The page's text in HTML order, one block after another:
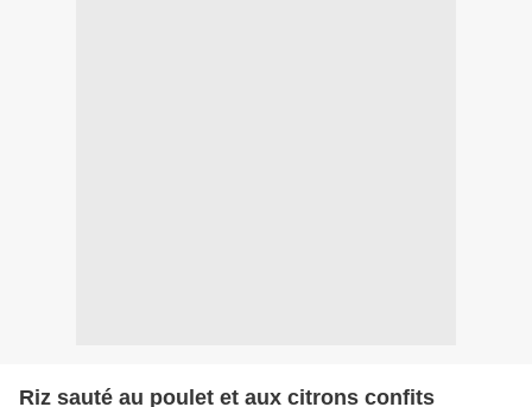
Riz sauté au poulet et aux citrons confits